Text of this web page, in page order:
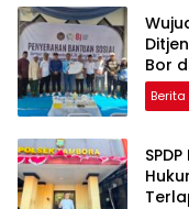
Bor
Berita